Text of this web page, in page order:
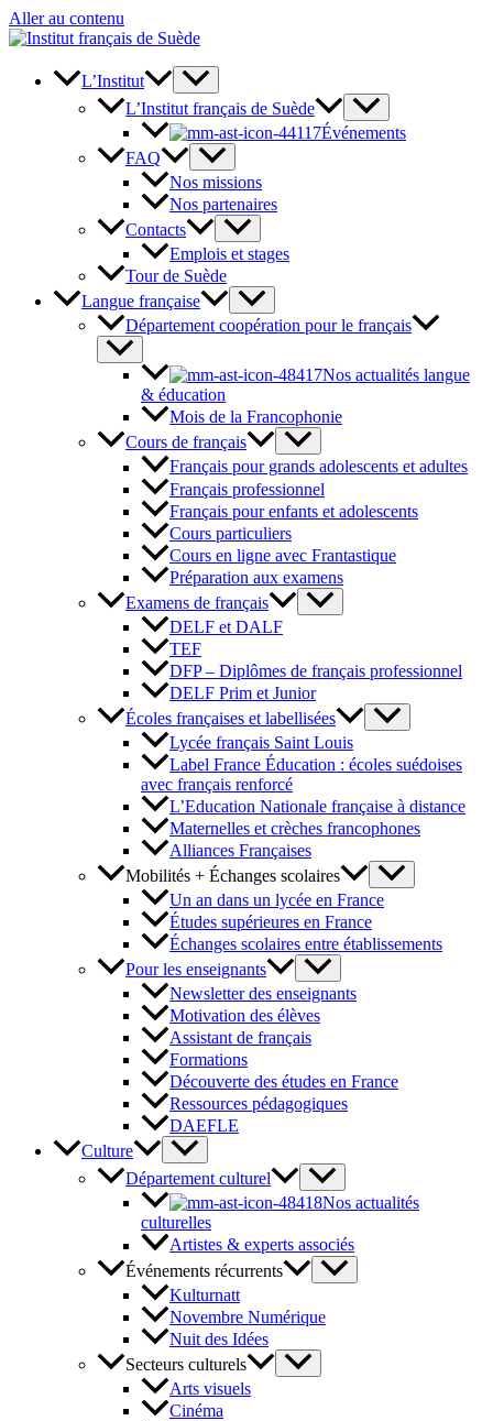
Aller au contenu
L’Institut
L’Institut français de Suède
Événements
FAQ
Nos missions
Nos partenaires
Contacts
Emplois et stages
Tour de Suède
Langue française
Département coopération pour le français
Nos actualités langue
& éducation
Mois de la Francophonie
Cours de français
Français pour grands adolescents et adultes
Français professionnel
Français pour enfants et adolescents
Cours particuliers
Cours en ligne avec Frantastique
Préparation aux examens
Examens de français
DELF et DALF
TEF
DFP – Diplômes de français professionnel
DELF Prim et Junior
Écoles françaises et labellisées
Lycée français Saint Louis
Label France Éducation : écoles suédoises
avec français renforcé
L’Education Nationale française à distance
Maternelles et crèches francophones
Alliances Françaises
Mobilités + Échanges scolaires
Un an dans un lycée en France
Études supérieures en France
Échanges scolaires entre établissements
Pour les enseignants
Newsletter des enseignants
Motivation des élèves
Assistant de français
Formations
Découverte des études en France
Ressources pédagogiques
DAEFLE
Culture
Département culturel
Nos actualités
culturelles
Artistes & experts associés
Événements récurrents
Kulturnatt
Novembre Numérique
Nuit des Idées
Secteurs culturels
Arts visuels
Cinéma